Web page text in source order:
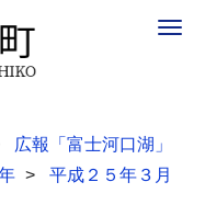
広報「富士河口湖」
平成２５年３月